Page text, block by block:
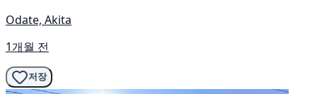
Odate, Akita
1개월 전
저장